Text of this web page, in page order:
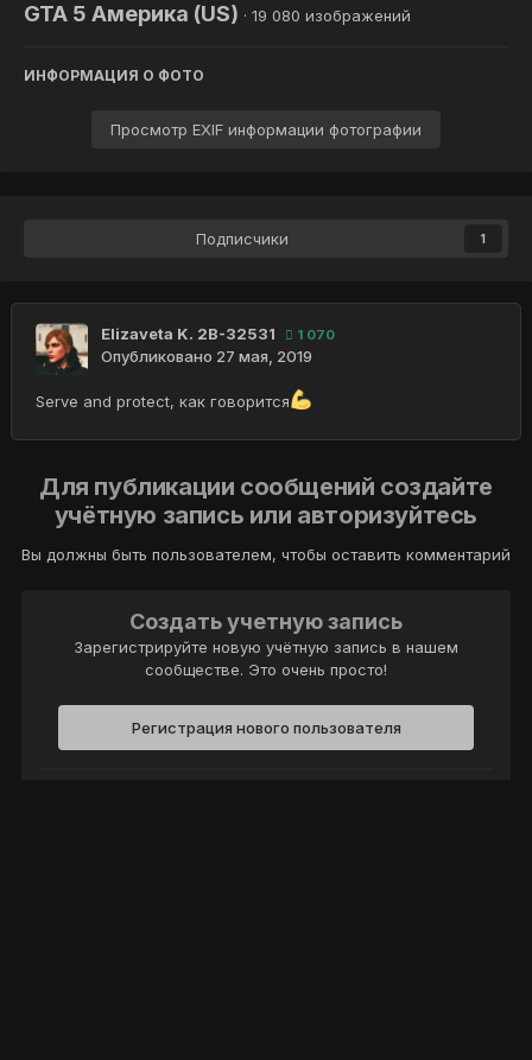
GTA 5 Америка (US) · 19 080 изображений
ИНФОРМАЦИЯ О ФОТО
Просмотр EXIF информации фотографии
Подписчики 1
Elizaveta K. 2B-32531 1 070
Опубликовано 27 мая, 2019
Serve and protect, как говорится
Для публикации сообщений создайте
учётную запись или авторизуйтесь
Вы должны быть пользователем, чтобы оставить комментарий
Создать учетную запись
Зарегистрируйте новую учётную запись в нашем
сообществе. Это очень просто!
Регистрация нового пользователя